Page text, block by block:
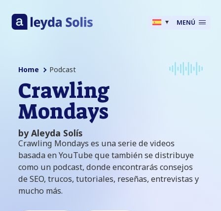
MENÚ
Home Podcast
Crawling
Mondays
by Aleyda Solís
Crawling Mondays es una serie de videos
basada en YouTube que también se distribuye
como un podcast, donde encontrarás consejos
de SEO, trucos, tutoriales, reseñas, entrevistas y
mucho más.